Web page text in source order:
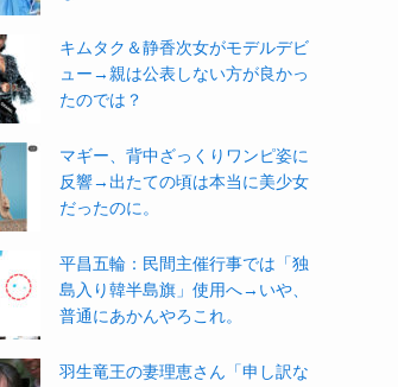
キムタク＆静香次女がモデルデビ
ュー→親は公表しない方が良かっ
たのでは？
マギー、背中ざっくりワンピ姿に
反響→出たての頃は本当に美少女
だったのに。
平昌五輪：民間主催行事では「独
島入り韓半島旗」使用へ→いや、
普通にあかんやろこれ。
羽生竜王の妻理恵さん「申し訳な